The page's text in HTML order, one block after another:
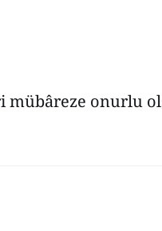
mübâreze onurlu